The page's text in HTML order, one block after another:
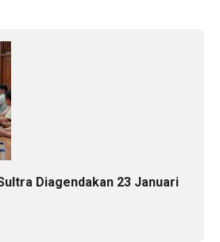
Diagendakan 23 Januari